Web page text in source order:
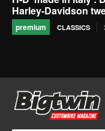
Harley-Davidson
premium CLASSICS